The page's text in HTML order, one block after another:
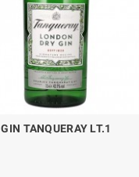
GIN TANQUERAY LT.1